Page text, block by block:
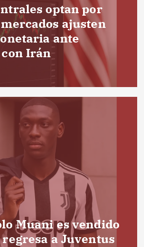
optan por
ajusten
ante
Irán
Muani es vendido
regresa a Juventus